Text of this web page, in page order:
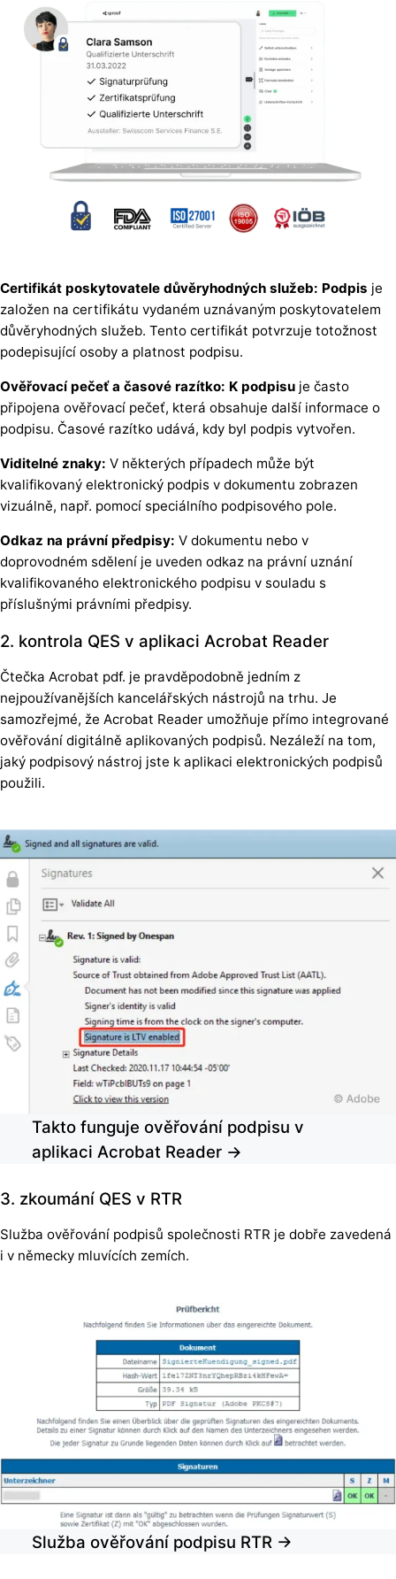
Certifikát poskytovatele důvěryhodných služeb: Podpis je
založen na certifikátu vydaném uznávaným poskytovatelem
důvěryhodných služeb. Tento certifikát potvrzuje totožnost
podepisující osoby a platnost podpisu.
Ověřovací pečeť a časové razítko: K podpisu je často
připojena ověřovací pečeť, která obsahuje další informace o
podpisu. Časové razítko udává, kdy byl podpis vytvořen.
Viditelné znaky: V některých případech může být
kvalifikovaný elektronický podpis v dokumentu zobrazen
vizuálně, např. pomocí speciálního podpisového pole.
Odkaz na právní předpisy: V dokumentu nebo v
doprovodném sdělení je uveden odkaz na právní uznání
kvalifikovaného elektronického podpisu v souladu s
příslušnými právními předpisy.
2. kontrola QES v aplikaci Acrobat Reader
Čtečka Acrobat pdf. je pravděpodobně jedním z
nejpoužívanějších kancelářských nástrojů na trhu. Je
samozřejmé, že Acrobat Reader umožňuje přímo integrované
ověřování digitálně aplikovaných podpisů. Nezáleží na tom,
jaký podpisový nástroj jste k aplikaci elektronických podpisů
použili.
Takto funguje ověřování podpisu v
aplikaci Acrobat Reader →
3. zkoumání QES v RTR
Služba ověřování podpisů společnosti RTR je dobře zavedená
i v německy mluvících zemích.
Služba ověřování podpisu RTR →